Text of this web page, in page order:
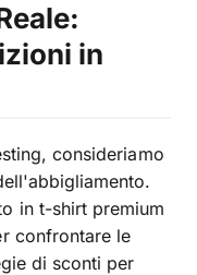
in
consideriamo
in t-shirt premium
confrontare le
di sconti per